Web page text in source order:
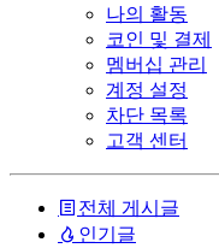
나의 활동
코인 및 결제
멤버십 관리
계정 설정
차단 목록
고객 센터
전체 게시글
인기글